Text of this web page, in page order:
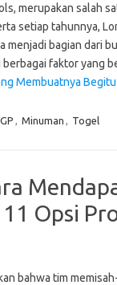
merupakan salah
setiap tahunnya,
bagian dari
faktor yang
Membuatnya
, Minuman , Togel
Opsi
bahwa tim